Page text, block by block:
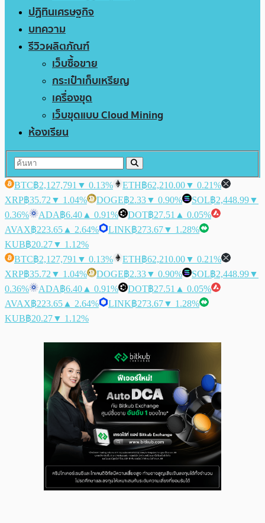
ปฏิทินเศรษฐกิจ
บทความ
รีวิวผลิตภัณฑ์
เว็บซื้อขาย
กระเป๋าเก็บเหรียญ
เครื่องขุด
เว็บขุดแบบ Cloud Mining
ห้องเรียน
BTC฿2,127,791 ▼ 0.13% ETH฿62,210.00▼ 0.21%
XRP฿35.72 ▼ 1.04% DOGE฿2.33▼ 0.90% SOL฿2,448.99▼
0.36%
ADA฿6.40 ▲ 0.91% DOT฿27.51 ▲ 0.05%
AVAX฿223.65 ▲ 2.64% LINK฿273.67▼ 1.28%
KUB฿20.27▼ 1.12%
BTC฿2,127,791 ▼ 0.13% ETH฿62,210.00▼ 0.21%
XRP฿35.72 ▼ 1.04% DOGE฿2.33▼ 0.90% SOL฿2,448.99▼
0.36%
ADA฿6.40 ▲ 0.91% DOT฿27.51 ▲ 0.05%
AVAX฿223.65 ▲ 2.64% LINK฿273.67▼ 1.28%
KUB฿20.27▼ 1.12%